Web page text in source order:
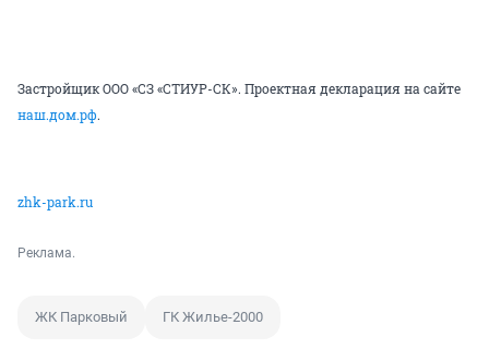
Застройщик ООО «СЗ «СТИУР-СК». Проектная декларация на сайте
наш.дом.рф.
zhk-park.ru
Реклама.
ЖК Парковый ГК Жилье-2000